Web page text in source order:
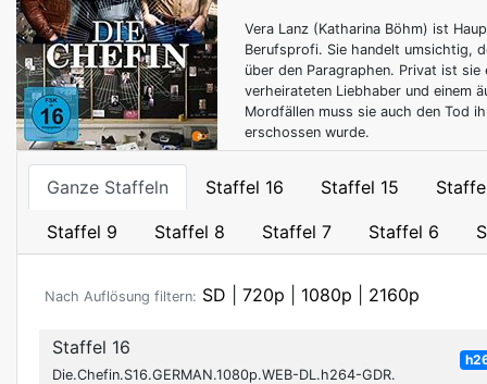
Vera Lanz (Katharina Böhm) ist
Berufsprofi. Sie handelt umsichtig,
über den Paragraphen. Privat ist
verheirateten Liebhaber und einem
Mordfällen muss sie auch den Tod
erschossen wurde.
Ganze Staffeln Staffel 16 Staffel 15
Staffel 9 Staffel 8 Staffel 7 Staffel 6
Nach Auflösung filtern: SD 720p 1080p 2160p
Staffel 16
Die.Chefin.S16.GERMAN.1080p.WEB-DL.h264-GDR.